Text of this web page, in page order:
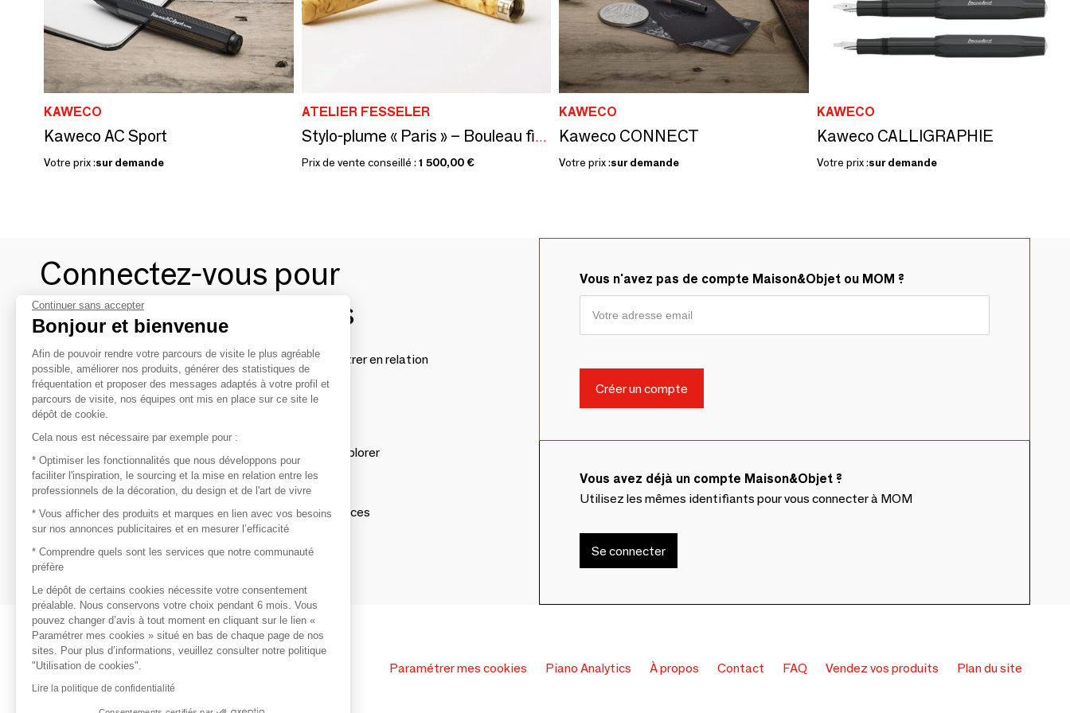
KAWECO
Kaweco AC Sport
Votre prix :sur demande
ATELIER FESSELER
Stylo-plume « Paris » – Bouleau finlandais
Prix de vente conseillé : 1 500,00 €
KAWECO
Kaweco CONNECT
Votre prix :sur demande
KAWECO
Kaweco CALLIGRAPHIE
Votre prix :sur demande
Connectez-vous pour
contacter les marques
Afin de profiter au mieux de l'expérience MOM et de rentrer en relation
avec vos marques préférées, créez-vous un compte.
Découvrir
Les produits de milliers de fournisseurs à explorer
S'inspirer
Inspiration et sélections de produits tendances
Contacter
Vous n'avez pas de compte Maison&Objet ou MOM ?
Vous avez déjà un compte Maison&Objet ?
Utilisez les mêmes identifiants pour vous connecter à MOM
Se connecter
Paramétrer mes cookies Piano Analytics À propos Contact FAQ Vendez vos produits Plan du site
Continuer sans accepter
Bonjour et bienvenue
Afin de pouvoir rendre votre parcours de visite le plus agréable
possible, améliorer nos produits, générer des statistiques de
fréquentation et proposer des messages adaptés à votre profil et
parcours de visite, nos équipes ont mis en place sur ce site le
dépôt de cookie.
Cela nous est nécessaire par exemple pour :
* Optimiser les fonctionnalités que nous développons pour
faciliter l'inspiration, le sourcing et la mise en relation entre les
professionnels de la décoration, du design et de l'art de vivre
* Vous afficher des produits et marques en lien avec vos besoins
sur nos annonces publicitaires et en mesurer l’efficacité
* Comprendre quels sont les services que notre communauté
préfère
Le dépôt de certains cookies nécessite votre consentement
préalable. Nous conservons votre choix pendant 6 mois. Vous
pouvez changer d’avis à tout moment en cliquant sur le lien «
Paramétrer mes cookies » situé en bas de chaque page de nos
sites. Pour plus d’informations, veuillez consulter notre politique
"Utilisation de cookies".
Lire la politique de confidentialité